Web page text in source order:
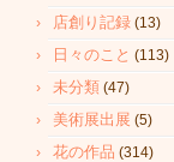
店創り記録 (13)
日々のこと (113)
未分類 (47)
美術展出展 (5)
花の作品 (314)